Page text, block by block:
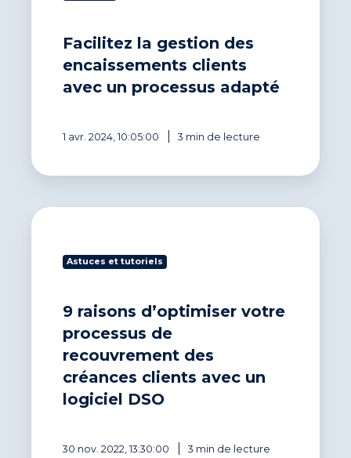
adapté
Facilitez la gestion des
encaissements clients
avec un processus adapté
1 avr. 2024, 10:05:00 3 min de lecture
9
recouvrement
créances
clients
Astuces et tutoriels
9 raisons d’optimiser votre
processus de
recouvrement des
créances clients avec un
logiciel DSO
30 nov. 2022, 13:30:00 3 min de lecture